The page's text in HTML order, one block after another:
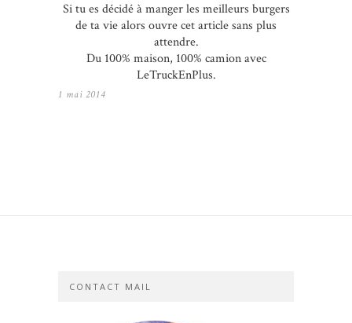
Si tu es décidé à manger les meilleurs burgers
de ta vie alors ouvre cet article sans plus
attendre.
Du 100% maison, 100% camion avec
LeTruckEnPlus.
1 mai 2014
CONTACT MAIL